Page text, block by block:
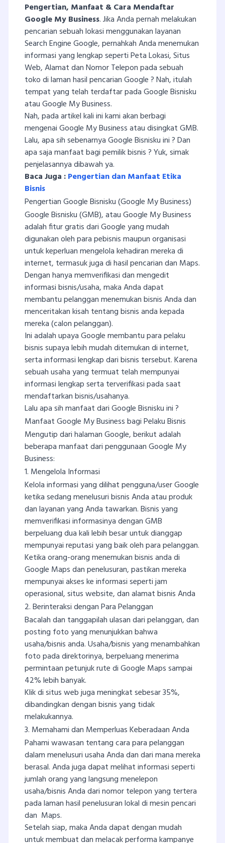
Pengertian, Manfaat & Cara Mendaftar
Google My Business.Jika Anda pernah melakukan
pencarian sebuah lokasi menggunakan layanan
Search Engine Google, pernahkah Anda menemukan
informasi yang lengkap seperti Peta Lokasi, Situs
Web, Alamat dan Nomor Telepon pada sebuah
toko di laman hasil pencarian Google ? Nah, itulah
tempat yang telah terdaftar pada Google Bisnisku
atau Google My Business.
Nah, pada artikel kali ini kami akan berbagi
mengenai Google My Business atau disingkat GMB.
Lalu, apa sih sebenarnya Google Bisnisku ini ? Dan
apa saja manfaat bagi pemilik bisnis ? Yuk, simak
penjelasannya dibawah ya.
Baca Juga :Pengertian dan Manfaat Etika
Bisnis
Pengertian Google Bisnisku (Google My Business)
Google Bisnisku (GMB), atau Google My Business
adalah fitur gratis dari Google yang mudah
digunakan oleh para pebisnis maupun organisasi
untuk keperluan mengelola kehadiran mereka di
internet, termasuk juga di hasil pencarian dan Maps.
Dengan hanya memverifikasi dan mengedit
informasi bisnis/usaha, maka Anda dapat
membantu pelanggan menemukan bisnis Anda dan
menceritakan kisah tentang bisnis anda kepada
mereka (calon pelanggan).
Ini adalah upaya Google membantu para pelaku
bisnis supaya lebih mudah ditemukan di internet,
serta informasi lengkap dari bisnis tersebut. Karena
sebuah usaha yang termuat telah mempunyai
informasi lengkap serta terverifikasi pada saat
mendaftarkan bisnis/usahanya.
Lalu apa sih manfaat dari Google Bisnisku ini ?
Manfaat Google My Business bagi Pelaku Bisnis
Mengutip dari halaman Google, berikut adalah
beberapa manfaat dari penggunaan Google My
Business:
1. Mengelola Informasi
Kelola informasi yang dilihat pengguna/user Google
ketika sedang menelusuri bisnis Anda atau produk
dan layanan yang Anda tawarkan. Bisnis yang
memverifikasi informasinya dengan GMB
berpeluang dua kali lebih besar untuk dianggap
mempunyai reputasi yang baik oleh para pelanggan.
Ketika orang-orang menemukan bisnis anda di
Google Maps dan penelusuran, pastikan mereka
mempunyai akses ke informasi seperti jam
operasional, situs website, dan alamat bisnis Anda
2. Berinteraksi dengan Para Pelanggan
Bacalah dan tanggapilah ulasan dari pelanggan, dan
posting foto yang menunjukkan bahwa
usaha/bisnis anda. Usaha/bisnis yang menambahkan
foto pada direktorinya, berpeluang menerima
permintaan petunjuk rute di Google Maps sampai
42% lebih banyak.
Klik di situs web juga meningkat sebesar 35%,
dibandingkan dengan bisnis yang tidak
melakukannya.
3. Memahami dan Memperluas Keberadaan Anda
Pahami wawasan tentang cara para pelanggan
dalam menelusuri usaha Anda dan dari mana mereka
berasal. Anda juga dapat melihat informasi seperti
jumlah orang yang langsung menelepon
usaha/bisnis Anda dari nomor telepon yang tertera
pada laman hasil penelusuran lokal di mesin pencari
dan Maps.
Setelah siap, maka Anda dapat dengan mudah
untuk membuat dan melacak performa kampanye